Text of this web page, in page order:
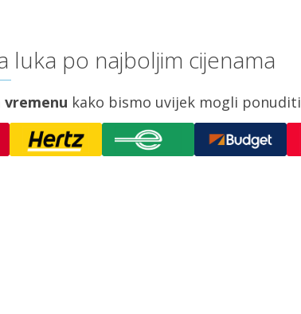
luka po najboljim cijenama
kako bismo uvijek mogli ponuditi